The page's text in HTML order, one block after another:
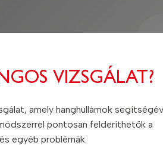
VIZSGÁLAT?
amely hanghullámok
pontosan felderíthetők a
egyéb problémák.